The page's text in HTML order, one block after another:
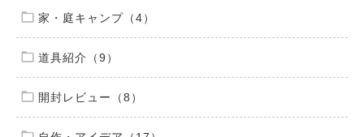
家・庭キャンプ（4）
道具紹介（9）
開封レビュー（8）